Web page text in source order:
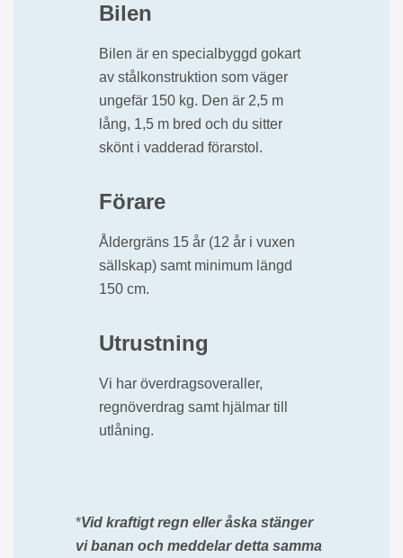
Bilen
Bilen är en specialbyggd gokart
av stålkonstruktion som väger
ungefär 150 kg. Den är 2,5 m
lång, 1,5 m bred och du sitter
skönt i vadderad förarstol.
Förare
Åldergräns 15 år (12 år i vuxen
sällskap) samt minimum längd
150 cm.
Utrustning
Vi har överdragsoveraller,
regnöverdrag samt hjälmar till
utlåning.
*Vid kraftigt regn eller åska stänger
vi banan och meddelar detta samma